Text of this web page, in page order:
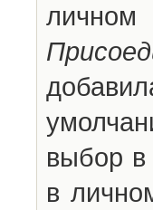
личном
выбор в
в